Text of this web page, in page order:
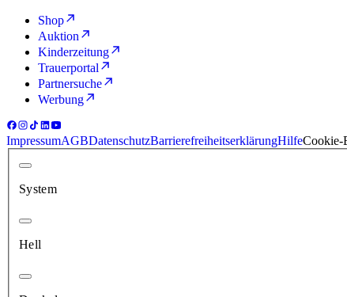
Shop
Auktion
Kinderzeitung
Trauerportal
Partnersuche
Werbung
ImpressumAGBDatenschutzBarrierefreiheitserklärungHilfeCookie-
System
Hell